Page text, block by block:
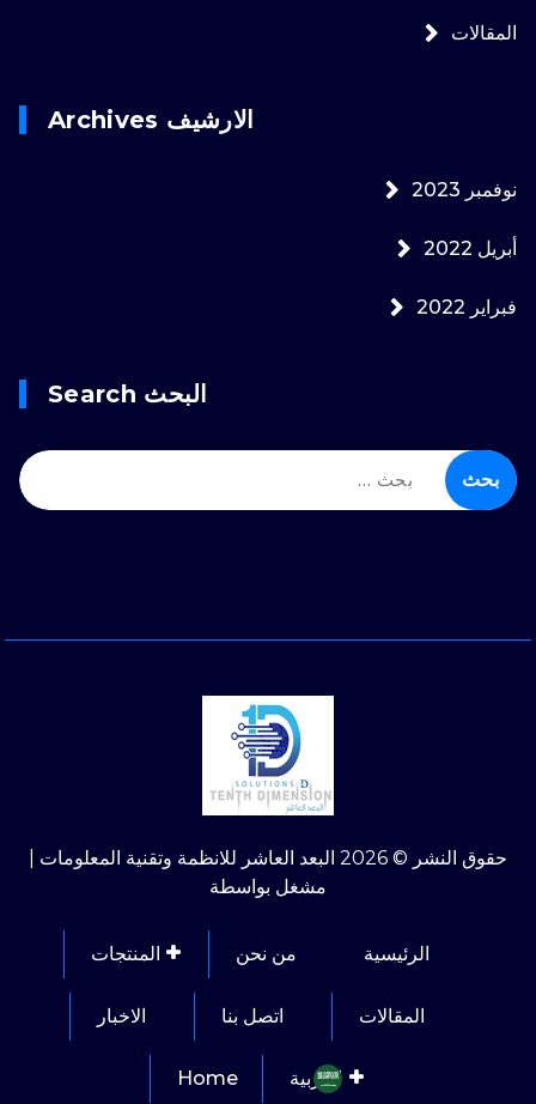
المقالات
الارشيف Archives
نوفمبر 2023
أبريل 2022
فبراير 2022
البحث Search
البحث
عن:
حقوق النشر © 2026 البعد العاشر للانظمة وتقنية المعلومات |
مشغل بواسطة
الرئيسية من نحن المنتجات
المقالات اتصل بنا الاخبار
العربية‏ Home